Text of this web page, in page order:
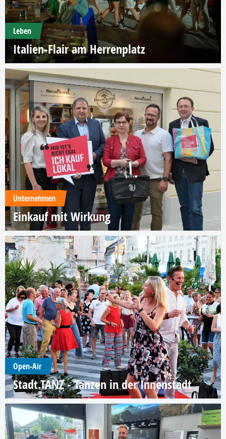
Leben
Italien-Flair am Herrenplatz
Unternehmen
Einkauf mit Wirkung
Open-Air
Stadt.TANZ - Tanzen in der Innenstadt